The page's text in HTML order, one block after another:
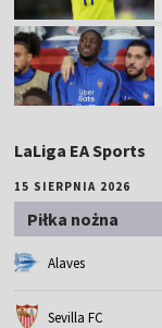
LaLiga EA Sports
15 SIERPNIA 2026
Piłka nożna
Alaves
Sevilla FC